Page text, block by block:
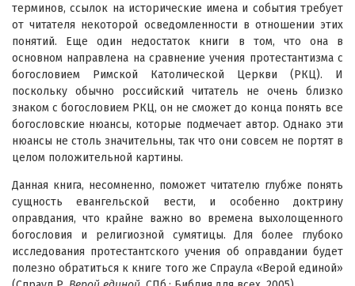
терминов, ссылок на исторические имена и события требует
от читателя некоторой осведомленности в отношении этих
понятий. Еще один недостаток книги в том, что она в
основном направлена на сравнение учения протестантизма с
богословием Римской Католической Церкви (РКЦ). И
поскольку обычно российский читатель не очень близко
знаком с богословием РКЦ, он не сможет до конца понять все
богословские нюансы, которые подмечает автор. Однако эти
нюансы не столь значительны, так что они совсем не портят в
целом положительной картины.
Данная книга, несомненно, поможет читателю глубже понять
сущность евангельской вести, и особенно доктрину
оправдания, что крайне важно во времена выхолощенного
богословия и религиозной сумятицы. Для более глубоко
исследования протестантского учения об оправдании будет
полезно обратиться к книге того же Спраула «Верой единой»